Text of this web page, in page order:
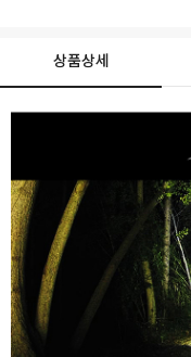
상품상세